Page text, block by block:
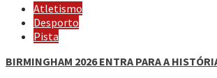
Atletismo
Desporto
Pista
BIRMINGHAM 2026 ENTRA PARA A